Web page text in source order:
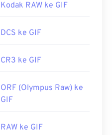
Kodak RAW ke GIF
DCS ke GIF
CR3 ke GIF
ORF (Olympus Raw) ke
GIF
RAW ke GIF